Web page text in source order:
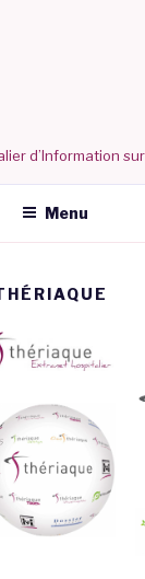
d’Information
Menu